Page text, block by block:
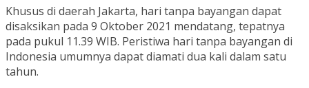
Khusus di daerah Jakarta, hari tanpa bayangan dapat
disaksikan pada 9 Oktober 2021 mendatang, tepatnya
pada pukul 11.39 WIB. Peristiwa hari tanpa bayangan di
Indonesia umumnya dapat diamati dua kali dalam satu
tahun.